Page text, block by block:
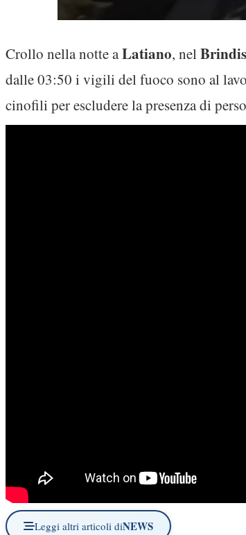
Crollo nella notte aLatiano, nel
dalle 03:50 i vigili del fuoco sono al
cinofili per escludere la presenza di
Leggi altri articoli diNEWS